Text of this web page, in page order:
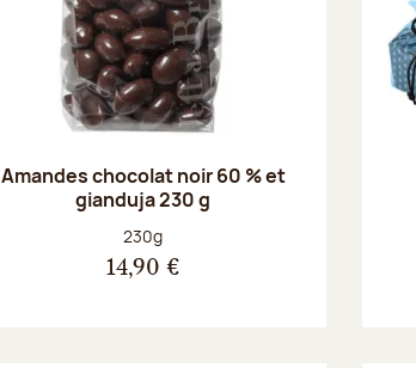
Amandes chocolat noir 60 % et
gianduja 230 g
Poids net :
230g
14,90 €